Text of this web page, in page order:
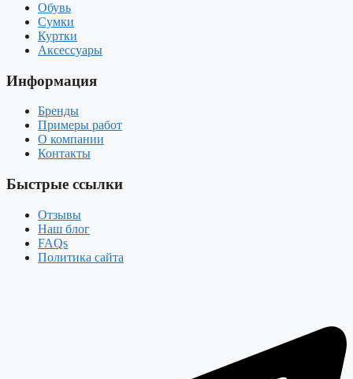
Обувь
Сумки
Куртки
Аксессуары
Информация
Бренды
Примеры работ
О компании
Контакты
Быстрые ссылки
Отзывы
Наш блог
FAQs
Политика сайта